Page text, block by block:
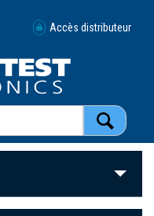
Accès distributeur